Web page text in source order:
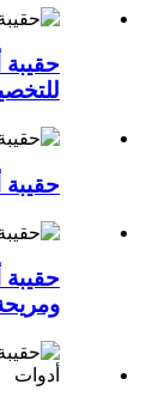
حقيبة
حقيبة